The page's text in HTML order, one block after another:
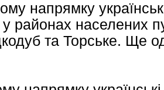
напрямку
у районах населених
та Торське. Ще